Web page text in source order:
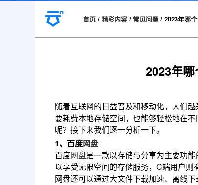
首页 / 精彩内容 / 常见问题 / 2023年哪
2023年哪
随着互联网的日益普及和移动化，人们
要耗费本地存储空间，也能够轻松地在
呢？接下来我们逐一分析一下。
1、百度网盘
百度网盘是一款以存储与分享为主要功
以享受无限空间的存储服务，C端用户
网盘还可以通过大文件下载加速、离线